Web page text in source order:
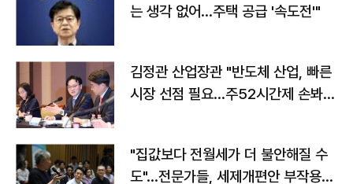
는 생각 없어…주택 공급 '속도전'"
김정관 산업장관 "반도체 산업, 빠른
시장 선점 필요…주52시간제 손봐
"집값보다 전월세가 더 불안해질 수
도"…전문가들, 세제개편안 부작용